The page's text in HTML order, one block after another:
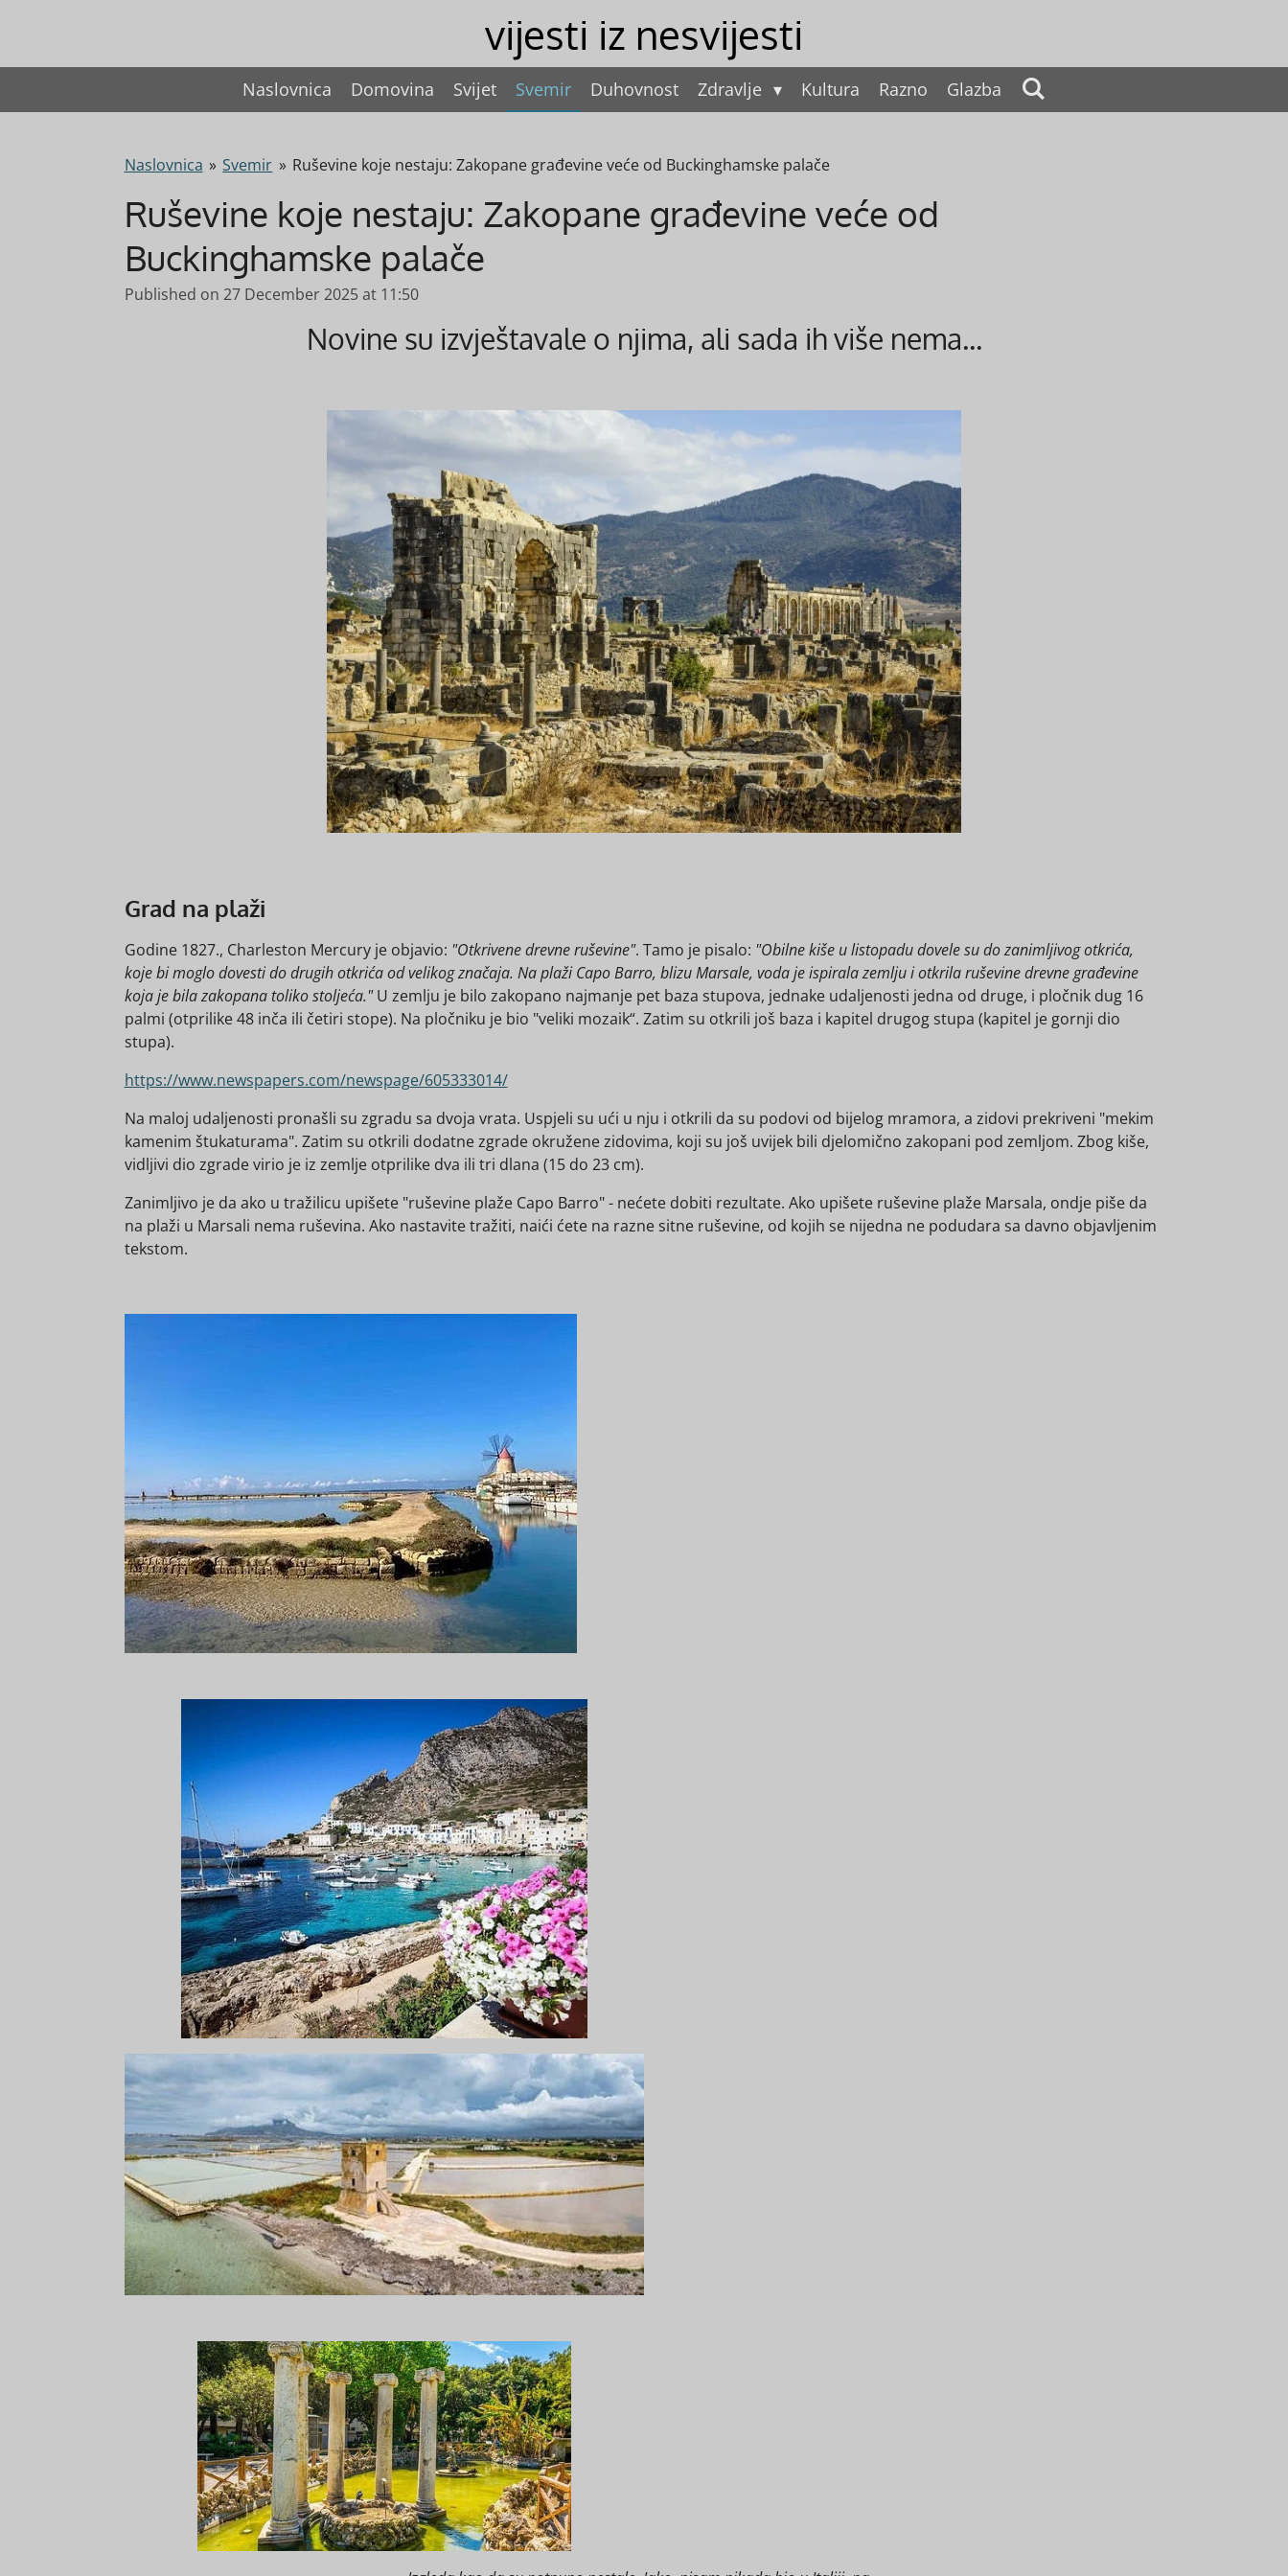
main
vijesti iz nesvijesti
Naslovnica Domovina Svijet Svemir Duhovnost Zdravlje Kultura Razno Glazba
Naslovnica » Svemir » Ruševine koje nestaju: Zakopane građevine veće od Buckinghamske palače
Ruševine koje nestaju: Zakopane građevine veće od
Buckinghamske palače
Published on 27 December 2025 at 11:50
Novine su izvještavale o njima, ali sada ih više nema...
Grad na plaži
Godine 1827., Charleston Mercury je objavio: "Otkrivene drevne ruševine". Tamo je pisalo: "Obilne kiše u listopadu dovele su do zanimljivog otkrića,
koje bi moglo dovesti do drugih otkrića od velikog značaja. Na plaži Capo Barro, blizu Marsale, voda je ispirala zemlju i otkrila ruševine drevne građevine
koja je bila zakopana toliko stoljeća."U zemlju je bilo zakopano najmanje pet baza stupova, jednake udaljenosti jedna od druge, i pločnik dug 16
palmi (otprilike 48 inča ili četiri stope). Na pločniku je bio "veliki mozaik“. Zatim su otkrili još baza i kapitel drugog stupa (kapitel je gornji dio
stupa).
https://www.newspapers.com/newspage/605333014/
Na maloj udaljenosti pronašli su zgradu sa dvoja vrata. Uspjeli su ući u nju i otkrili da su podovi od bijelog mramora, a zidovi prekriveni "mekim
kamenim štukaturama". Zatim su otkrili dodatne zgrade okružene zidovima, koji su još uvijek bili djelomično zakopani pod zemljom. Zbog kiše,
vidljivi dio zgrade virio je iz zemlje otprilike dva ili tri dlana (15 do 23 cm).
Zanimljivo je da ako u tražilicu upišete "ruševine plaže Capo Barro" - nećete dobiti rezultate. Ako upišete ruševine plaže Marsala, ondje piše da
na plaži u Marsali nema ruševina. Ako nastavite tražiti, naići ćete na razne sitne ruševine, od kojih se nijedna ne podudara sa davno objavljenim
tekstom.